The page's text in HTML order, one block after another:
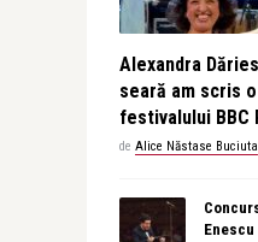
Alexandra
seară am scris
festivalului BBC
de Alice Năstase Buciuta